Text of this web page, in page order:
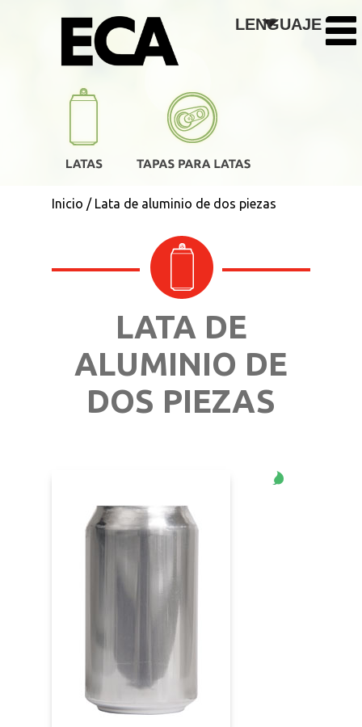
LENGUAJE
Inicio / Lata de aluminio de dos piezas
LATA DE
ALUMINIO DE
DOS PIEZAS